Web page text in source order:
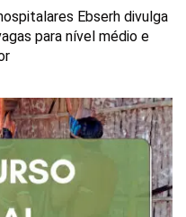
Ebserh divulga
para nível médio e